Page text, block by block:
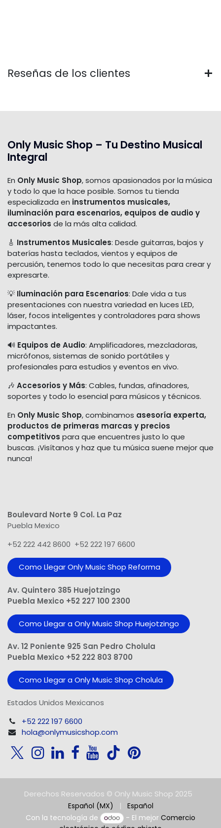
Reseñas de los clientes
Only Music Shop – Tu Destino Musical
Integral
En Only Music Shop, somos apasionados por la música
y todo lo que la hace posible. Somos tu tienda
especializada en instrumentos musicales,
iluminación para escenarios, equipos de audio y
accesorios de la más alta calidad.
🎸 Instrumentos Musicales: Desde guitarras, bajos y
baterías hasta teclados, vientos y equipos de
percusión, tenemos todo lo que necesitas para crear y
expresarte.
💡 Iluminación para Escenarios: Dale vida a tus
presentaciones con nuestra variedad en luces LED,
láser, focos inteligentes y controladores para shows
impactantes.
🔊 Equipos de Audio: Amplificadores, mezcladoras,
micrófonos, sistemas de sonido portátiles y
profesionales para estudios y eventos en vivo.
🎶 Accesorios y Más: Cables, fundas, afinadores,
soportes y todo lo esencial para músicos y técnicos.
En Only Music Shop, combinamos asesoría experta,
productos de primeras marcas y precios
competitivos para que encuentres justo lo que
buscas. ¡Visítanos y haz que tu música suene mejor que
nunca!
Boulevard Norte 9 Col. La Paz
Puebla Mexico
+52 222 442 8600 +52 222 197 6600
Como Llegar Only Music Shop​ Reforma
Av. Quintero 385 Huejotzingo
Puebla Mexico +52 227 100 2300
Como Llegar a Only Music Shop Huejotzingo
Av. 12 Poniente 925 San Pedro Cholula
Puebla Mexico +52 222 803 8700
Como Llegar a Only Music Shop Cholula
Estados Unidos Mexicanos
+52 222 197 6600
hola@onlymusicshop.com
Derechos Reservados © Only Music Shop 2025
Español (MX) |
Español
Con la tecnología de
- El mejorComercio